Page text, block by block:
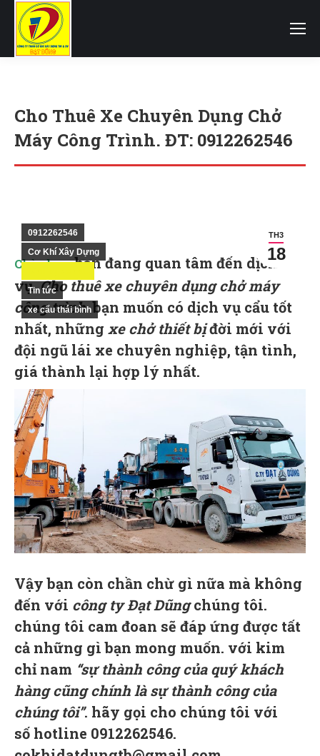
Cho Thuê Xe Chuyên Dụng Chở
Máy Công Trình. ĐT: 0912262546
You are here:
TH3
18
0912262546
Cơ Khí Xây Dựng
Tin tức
xe cẩu thái bình
Chào bạn.bạn đang quan tâm đến dịch
vụ.Cho thuê xe chuyên dụng chở máy
công trình.bạn muốn có dịch vụ cẩu tốt
nhất, những xe chở thiết bịđời mới với
đội ngũ lái xe chuyên nghiệp, tận tình,
giá thành lại hợp lý nhất.
Vậy bạn còn chần chừ gì nữa mà không
đến với công ty Đạt Dũngchúng tôi.
chúng tôi cam đoan sẽ đáp ứng được tất
cả những gì bạn mong muốn. với kim
chỉ nam “sự thành công của quý khách
hàng cũng chính là sự thành công của
chúng tôi”. hãy gọi cho chúng tôi với
số hotline 0912262546.